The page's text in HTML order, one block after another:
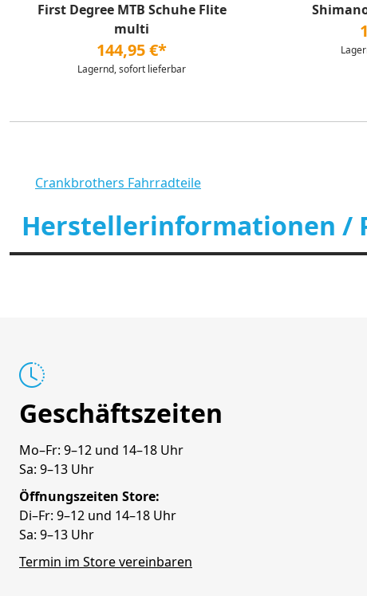
First Degree MTB Schuhe Flite
multi
144,95 €*
Lagernd, sofort lieferbar
Crankbrothers Fahrradteile
Herstellerinformationen /
Geschäftszeiten
Mo–Fr: 9–12 und 14–18 Uhr
Sa: 9–13 Uhr
Öffnungszeiten Store:
Di–Fr: 9–12 und 14–18 Uhr
Sa: 9–13 Uhr
Termin im Store vereinbaren